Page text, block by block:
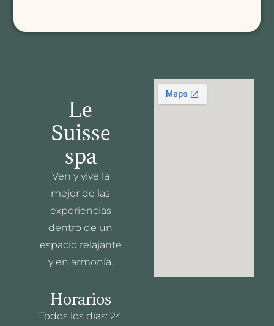
Le
Suisse
spa
Ven y vive la
mejor de las
experiencias
dentro de un
espacio relajante
y en armonía.
Horarios
Todos los días: 24